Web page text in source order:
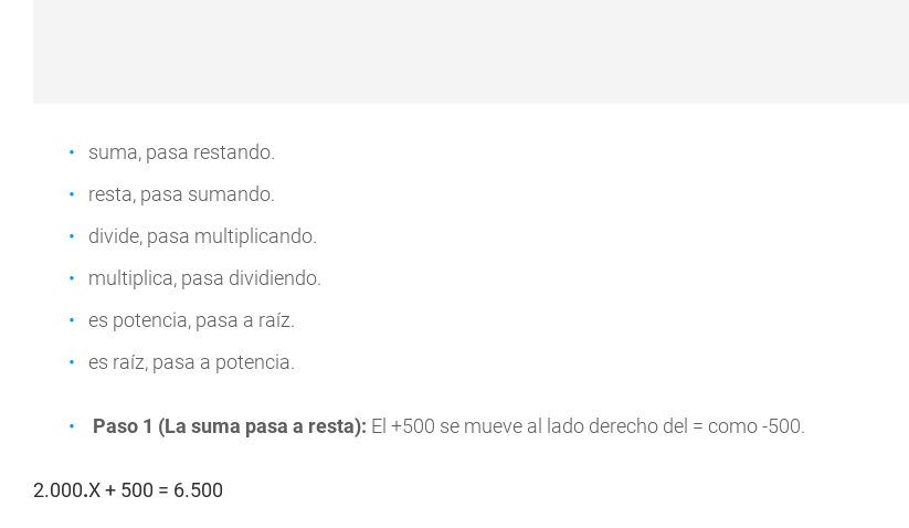
suma, pasa restando.
resta, pasa sumando.
divide, pasa multiplicando.
multiplica, pasa dividiendo.
es potencia, pasa a raíz.
es raíz, pasa a potencia.
Paso 1 (La suma pasa a resta): El +500 se mueve al lado derecho del = como -500.
2.000.X + 500 = 6.500